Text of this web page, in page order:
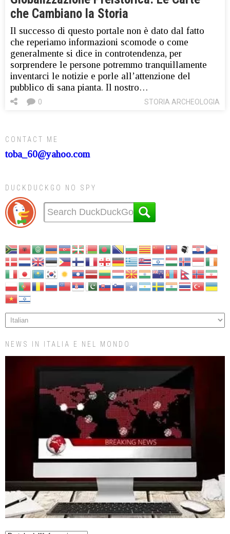
che Cambiano la Storia
Il successo di questo portale non è dato dal fatto
che reperiamo informazioni scomode o come
generalmente si dice in controtendenza, per
sorprendere le persone potremmo tranquillamente
inventarci le notizie e porle all’attenzione del
pubblico di sana pianta. Il nostro…
STORIA ARCHEOLOGIA
0
CONTACT ME
toba_60@yahoo.com
DUCKDUCKGO NO SPY
NEWS IN ITALIA E NEL MONDO